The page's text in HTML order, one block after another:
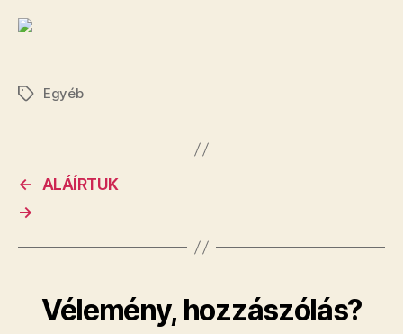
CímkékEgyéb
←
ALÁÍRTUK
→
Vélemény, hozzászólás?